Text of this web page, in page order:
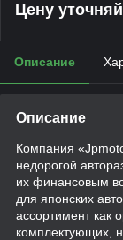
Цену
Описание
Описание
Компания
недорогой
их финансовым
для японских
ассортимент как
комплектующих,